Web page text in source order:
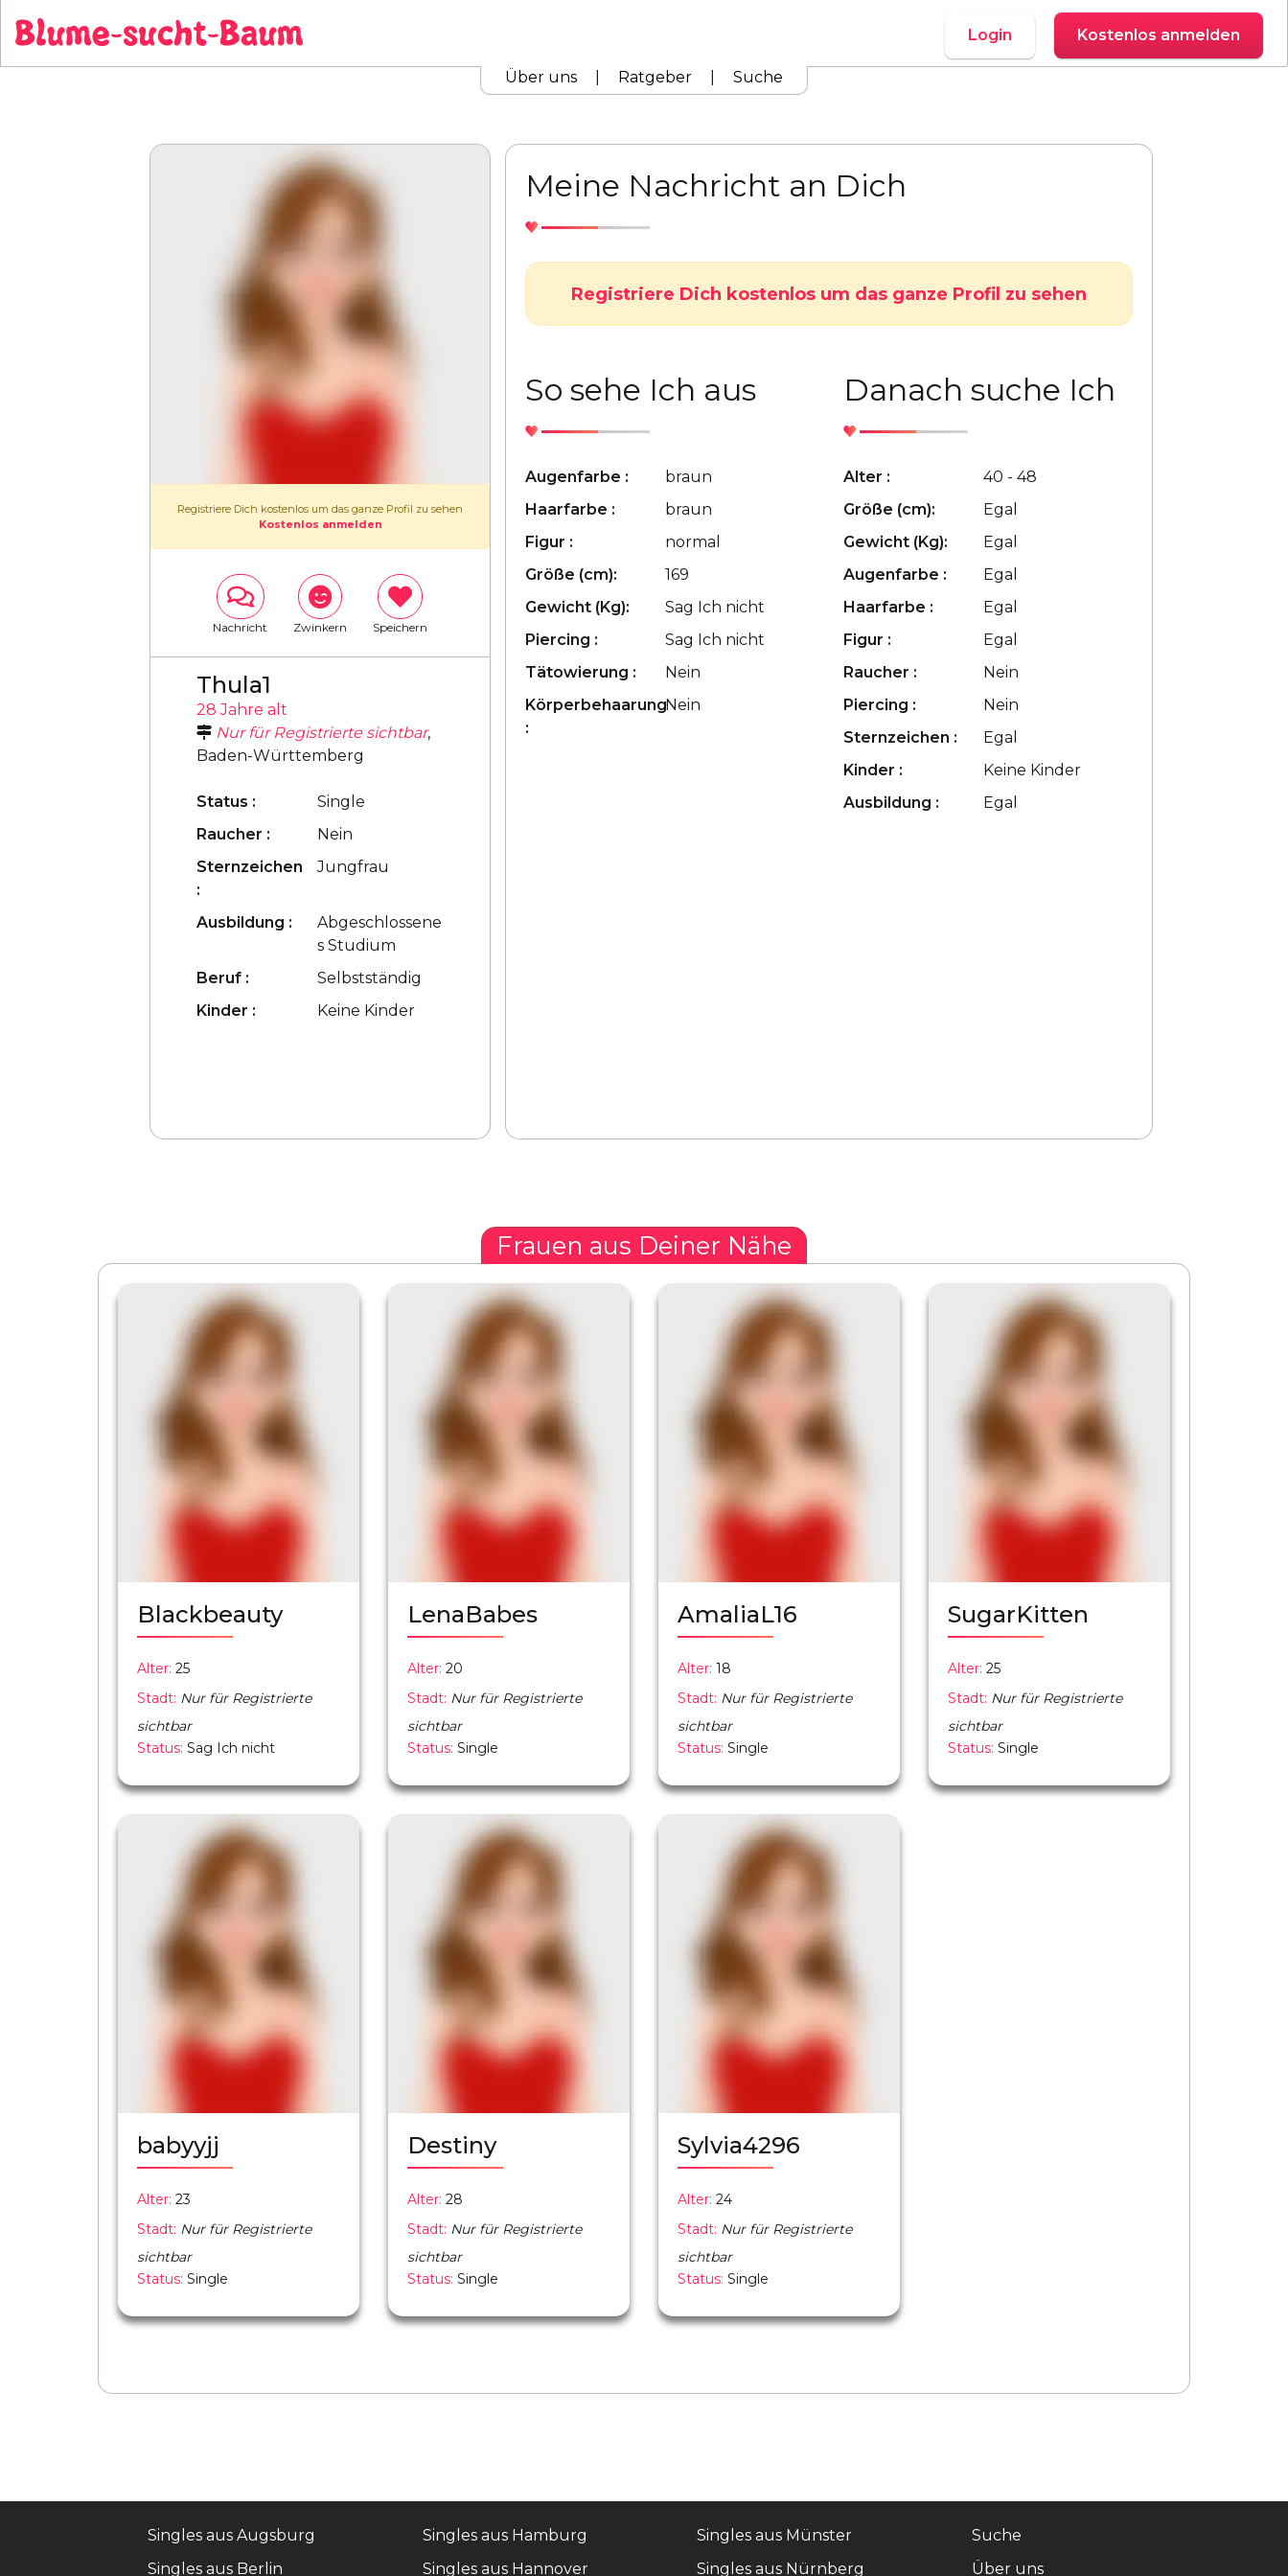
Login Kostenlos anmelden
Über uns Ratgeber Suche
Registriere Dich kostenlos um das ganze Profil zu sehen
Kostenlos anmelden
Nachricht Zwinkern Speichern
Thula1
28 Jahre alt
Nur für Registrierte sichtbar,
Baden-Württemberg
Status :
Single
Raucher :
Nein
Sternzeichen
:
Jungfrau
Ausbildung :
Abgeschlossene
s Studium
Beruf :
Selbstständig
Kinder :
Keine Kinder
Meine Nachricht an Dich
Registriere Dich kostenlos um das ganze Profil zu sehen
So sehe Ich aus
Augenfarbe :
braun
Haarfarbe :
braun
Figur :
normal
Größe (cm):
169
Gewicht (Kg):
Sag Ich nicht
Piercing :
Sag Ich nicht
Tätowierung :
Nein
Körperbehaarung
:
Nein
Danach suche Ich
Alter :
40 - 48
Größe (cm):
Egal
Gewicht (Kg):
Egal
Augenfarbe :
Egal
Haarfarbe :
Egal
Figur :
Egal
Raucher :
Nein
Piercing :
Nein
Sternzeichen :
Egal
Kinder :
Keine Kinder
Ausbildung :
Egal
Frauen aus Deiner Nähe
Blackbeauty
Alter: 25
Stadt: Nur für Registrierte
sichtbar
Status: Sag Ich nicht
LenaBabes
Alter: 20
Stadt: Nur für Registrierte
sichtbar
Status: Single
AmaliaL16
Alter: 18
Stadt: Nur für Registrierte
sichtbar
Status: Single
SugarKitten
Alter: 25
Stadt: Nur für Registrierte
sichtbar
Status: Single
babyyjj
Alter: 23
Stadt: Nur für Registrierte
sichtbar
Status: Single
Destiny
Alter: 28
Stadt: Nur für Registrierte
sichtbar
Status: Single
Sylvia4296
Alter: 24
Stadt: Nur für Registrierte
sichtbar
Status: Single
Singles aus Augsburg
Singles aus Berlin
Singles aus Hamburg
Singles aus Hannover
Singles aus Münster
Singles aus Nürnberg
Suche
Über uns